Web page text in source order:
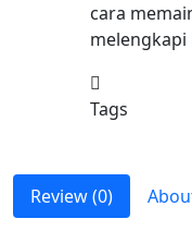
cara
melengkapi
Tags
Review (0)